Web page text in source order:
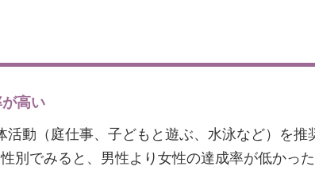
高い
動（庭仕事、子どもと遊ぶ、水泳など）を推
でみると、男性より女性の達成率が低かった